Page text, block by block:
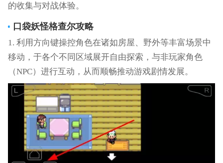
的收集与对战体验。
口袋妖怪格查尔攻略
1. 利用方向键操控角色在诸如房屋、野外等丰富场景中
移动，于各个不同区域展开自由探索，与非玩家角色
（NPC）进行互动，从而顺畅推动游戏剧情发展。